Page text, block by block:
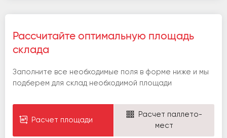
Рассчитайте оптимальную площадь
склада
Заполните все необходимые поля в форме ниже и мы
подберем для склад необходимой площади
Расчет площади
Расчет паллето-
мест